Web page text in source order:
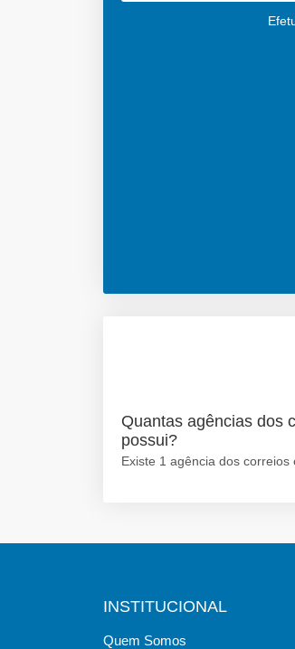
Quantas agências dos
possui?
Existe 1 agência dos correios
INSTITUCIONAL
Quem Somos